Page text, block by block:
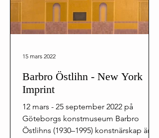
Barbro Östlihn - New York
Imprint
12 mars - 25 september 2022 på
Göteborgs konstmuseum Barbro
Östlihns (1930–1995) konstnärskap är
15 mars 2022